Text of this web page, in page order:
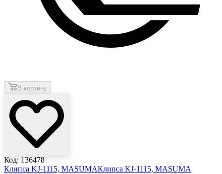
В корзину
Код: 136478
Клипса KJ-1115, MASUMAКлипса KJ-1115, MASUMA